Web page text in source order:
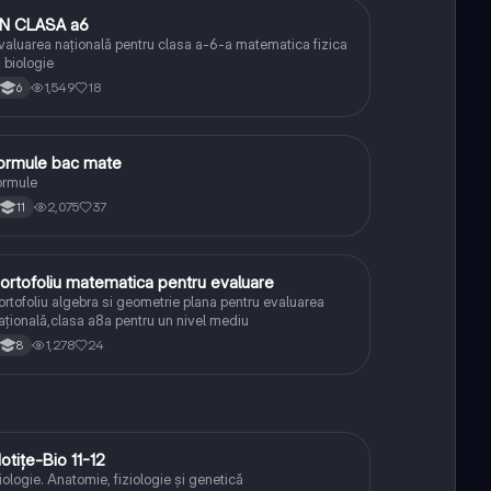
Matematică
CLASA a6
națională pentru clasa a-6-a matematica fizica
biologie
6 1,549 18
Matematicăbac mate
11 2,075 37
Matematicămatematica pentru evaluare
algebra si geometrie plana pentru evaluarea
a8a pentru un nivel mediu
8 1,278 24
BiologieBio 11-12
Anatomie, fiziologie și genetică